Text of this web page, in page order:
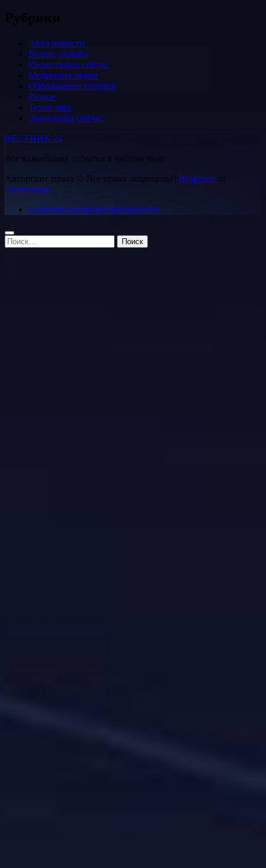
Рубрики
Авто новости
Бизнес онлайн
Инвестиции сейчас
Медицина рядом
Образование сегодня
Разное
Техно мир
Экономика сейчас
ВЕСТНИК 24
Все важнейшие события в чистом виде
Авторские права © Все права защищены | BlogData от
Themeansar.
Политика конфиденциальности
Найти: